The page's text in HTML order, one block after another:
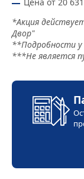
*Акция
Двор"
**Подробности у
***Не является